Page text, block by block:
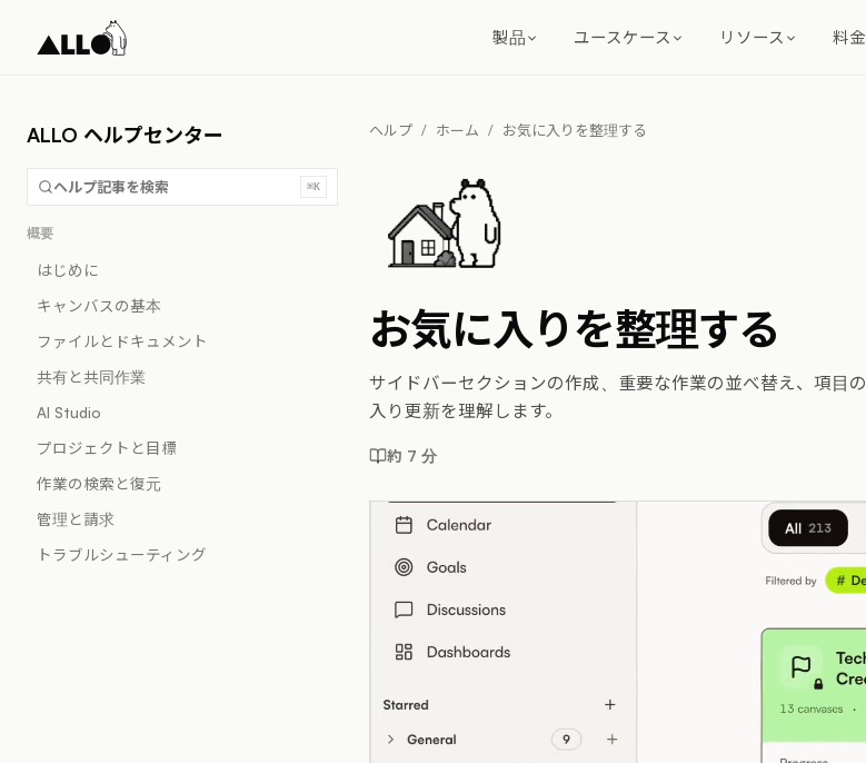
製品 ユースケース リソース 料金
ALLO ヘルプセンター
ヘルプ記事を検索 ⌘K
概要
はじめに
キャンバスの基本
ファイルとドキュメント
共有と共同作業
AI Studio
プロジェクトと目標
作業の検索と復元
管理と請求
トラブルシューティング
ヘルプ / ホーム / お気に入りを整理する
お気に入りを整理する
サイドバーセクションの作成、重要な作業の並べ替え、項目
入り更新を理解します。
約 7 分